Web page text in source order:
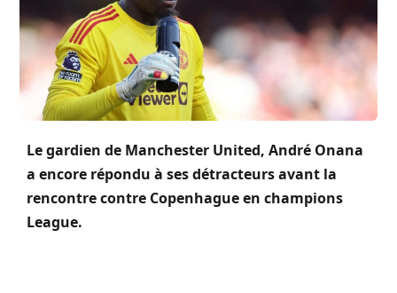
Le gardien de Manchester United, André Onana
a encore répondu à ses détracteurs avant la
rencontre contre Copenhague en champions
League.